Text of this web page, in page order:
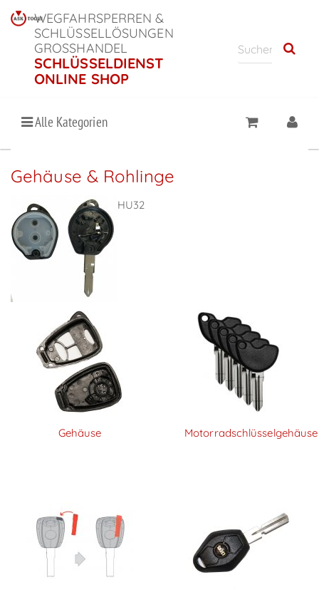
WEGFAHRSPERREN &
SCHLÜSSELLÖSUNGEN
GROSSHANDEL
SCHLÜSSELDIENST
ONLINE SHOP
Alle Kategorien
Gehäuse & Rohlinge
HU32
Gehäuse Motorradschlüsselgehäuse